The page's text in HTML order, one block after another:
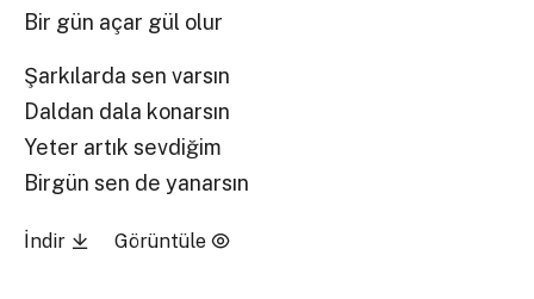
Bir gün açar gül olur
Şarkılarda sen varsın
Daldan dala konarsın
Yeter artık sevdiğim
Birgün sen de yanarsın
İndir Görüntüle